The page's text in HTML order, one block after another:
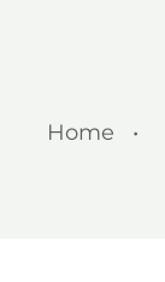
Home •